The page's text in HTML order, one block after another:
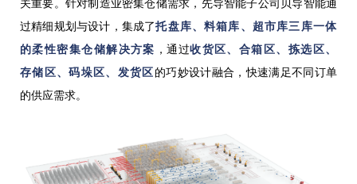
关重要。针对制造业密集仓储需求，先导智能子公司贝导智能通
过精细规划与设计，集成了托盘库、料箱库、超市库三库一体
的柔性密集仓储解决方案 ，通过收货区、合箱区、拣选区、
存储区、码垛区、发货区 的巧妙设计融合，快速满足不同订单
的供应需求。